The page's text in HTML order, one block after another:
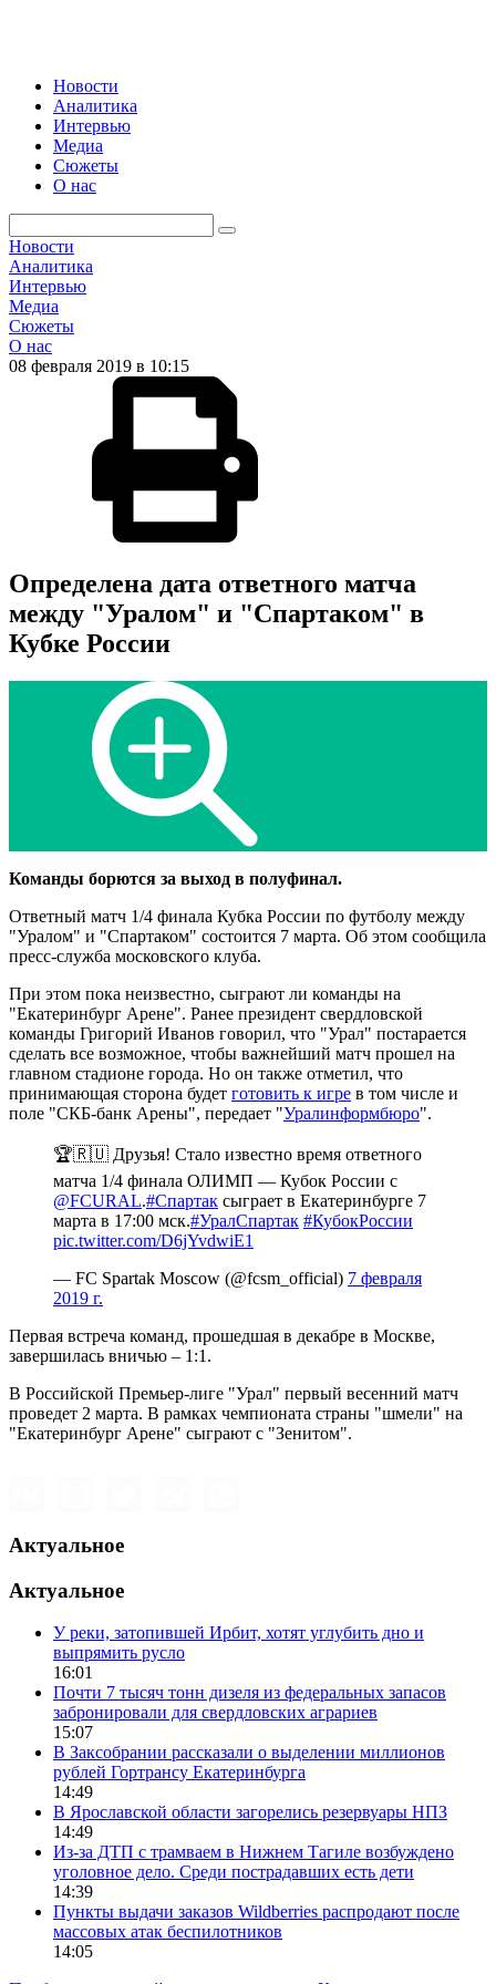
Новости
Аналитика
Интервью
Медиа
Сюжеты
О нас
Новости
Аналитика
Интервью
Медиа
Сюжеты
О нас
08 февраля 2019 в 10:15
Определена дата ответного матча
между "Уралом" и "Спартаком" в
Кубке России
Команды борются за выход в полуфинал.
Ответный матч 1/4 финала Кубка России по футболу между
"Уралом" и "Спартаком" состоится 7 марта. Об этом сообщила
пресс-служба московского клуба.
При этом пока неизвестно, сыграют ли команды на
"Екатеринбург Арене". Ранее президент свердловской
команды Григорий Иванов говорил, что "Урал" постарается
сделать все возможное, чтобы важнейший матч прошел на
главном стадионе города. Но он также отметил, что
принимающая сторона будет готовить к игре в том числе и
поле "СКБ-банк Арены", передает "Уралинформбюро".
🏆🇷🇺 Друзья! Стало известно время ответного
матча 1/4 финала ОЛИМП — Кубок России с
@FCURAL.#Спартак сыграет в Екатеринбурге 7
марта в 17:00 мск.#УралСпартак #КубокРоссии
pic.twitter.com/D6jYvdwiE1
— FC Spartak Moscow (@fcsm_official) 7 февраля
2019 г.
Первая встреча команд, прошедшая в декабре в Москве,
завершилась вничью – 1:1.
В Российской Премьер-лиге "Урал" первый весенний матч
проведет 2 марта. В рамках чемпионата страны "шмели" на
"Екатеринбург Арене" сыграют с "Зенитом".
Актуальное
Актуальное
У реки, затопившей Ирбит, хотят углубить дно и
выпрямить русло
16:01
Почти 7 тысяч тонн дизеля из федеральных запасов
забронировали для свердловских аграриев
15:07
В Заксобрании рассказали о выделении миллионов
рублей Гортрансу Екатеринбурга
14:49
В Ярославской области загорелись резервуары НПЗ
14:49
Из-за ДТП с трамваем в Нижнем Тагиле возбуждено
уголовное дело. Среди пострадавших есть дети
14:39
Пункты выдачи заказов Wildberries распродают после
массовых атак беспилотников
14:05